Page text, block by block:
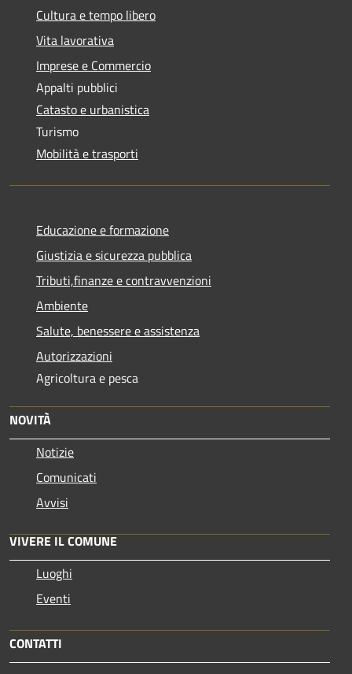
Cultura e tempo libero
Vita lavorativa
Imprese e Commercio
Appalti pubblici
Catasto e urbanistica
Turismo
Mobilità e trasporti
Educazione e formazione
Giustizia e sicurezza pubblica
Tributi,finanze e contravvenzioni
Ambiente
Salute, benessere e assistenza
Autorizzazioni
Agricoltura e pesca
NOVITÀ
Notizie
Comunicati
Avvisi
VIVERE IL COMUNE
Luoghi
Eventi
CONTATTI